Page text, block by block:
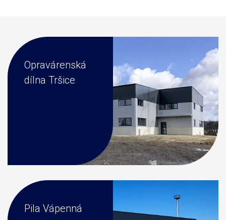
Opravárenská
dílna Tršice
Pila Vápenná